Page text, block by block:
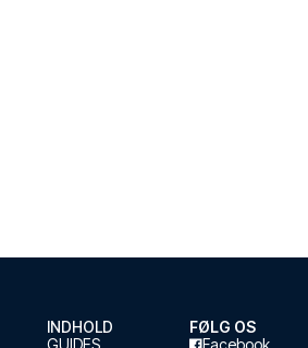
INDHOLD
GUIDES
FØLG OS
Facebook